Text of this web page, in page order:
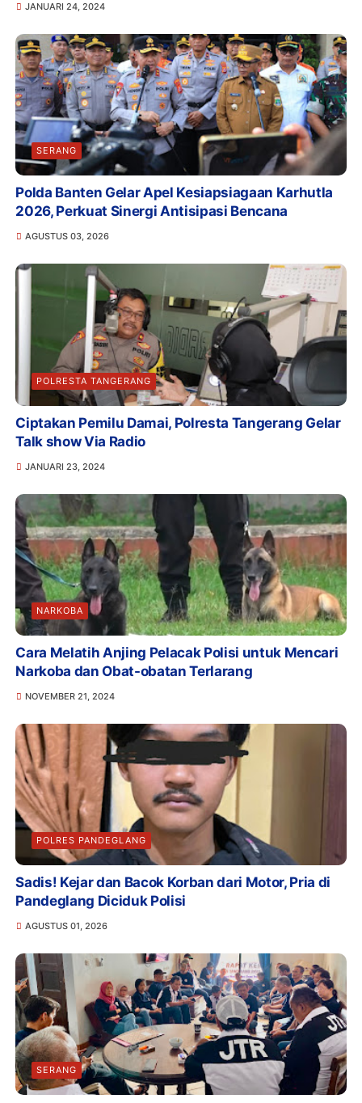
JANUARI 24, 2024
SERANG
Polda Banten Gelar Apel Kesiapsiagaan Karhutla
2026, Perkuat Sinergi Antisipasi Bencana
AGUSTUS 03, 2026
POLRESTA TANGERANG
Ciptakan Pemilu Damai, Polresta Tangerang Gelar
Talk show Via Radio
JANUARI 23, 2024
NARKOBA
Cara Melatih Anjing Pelacak Polisi untuk Mencari
Narkoba dan Obat-obatan Terlarang
NOVEMBER 21, 2024
POLRES PANDEGLANG
Sadis! Kejar dan Bacok Korban dari Motor, Pria di
Pandeglang Diciduk Polisi
AGUSTUS 01, 2026
SERANG